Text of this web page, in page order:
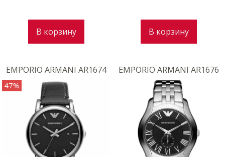
В корзину
EMPORIO ARMANI AR1674
В корзину
EMPORIO ARMANI AR1676
47%